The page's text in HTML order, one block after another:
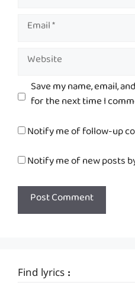
Email
Website
Save my name, email,
for the next time I
Notify me of follow-up
Notify me of new posts
Find lyrics :